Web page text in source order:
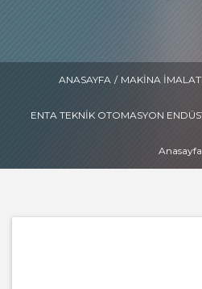
ANASAYFA / MAKINA İMALATI
ENTA TEKNIK OTOMASYON
Anasayfa